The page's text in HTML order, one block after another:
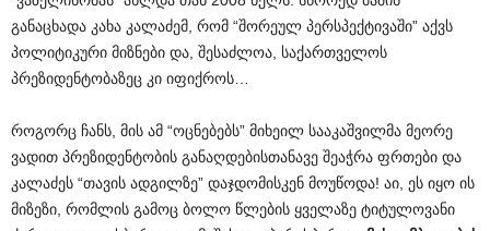
განაცხადა კახა კალაძემ, რომ “შორეულ პერსპექტივაში” აქვს
პოლიტიკური მიზნები და, შესაძლოა, საქართველოს
პრეზიდენტობაზეც კი იფიქროს…
როგორც ჩანს, მის ამ “ოცნებებს” მიხეილ სააკაშვილმა მეორე
ვადით პრეზიდენტობის განაღდებისთანავე შეაჭრა ფრთები და
კალაძეს “თავის ადგილზე” დაჯდომისკენ მოუწოდა! აი, ეს იყო ის
მიზეზი, რომლის გამოც ბოლო წლების ყველაზე ტიტულოვანი